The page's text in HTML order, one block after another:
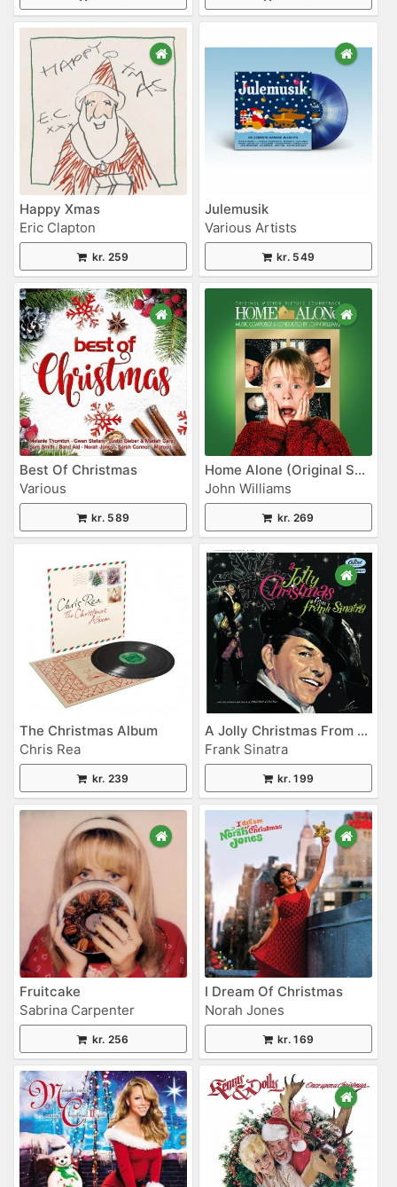
Happy Xmas
Eric Clapton
kr. 259
Julemusik
Various Artists
kr. 549
Best Of Christmas
Various
kr. 589
Home Alone (Original Soundtrack)
John Williams
kr. 269
The Christmas Album
Chris Rea
kr. 239
A Jolly Christmas From Frank Sinatra
Frank Sinatra
kr. 199
Fruitcake
Sabrina Carpenter
kr. 256
I Dream Of Christmas
Norah Jones
kr. 169